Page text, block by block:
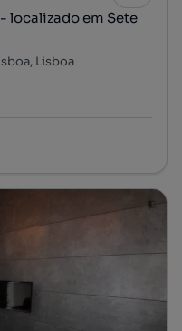
localizado em Sete
Lisboa